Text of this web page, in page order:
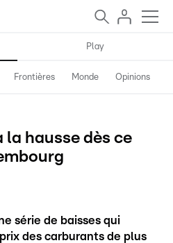
Play
Frontières Monde Opinions
la hausse dès ce
série de baisses qui
des carburants de plus